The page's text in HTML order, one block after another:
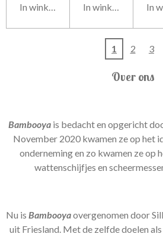
In winkelwagen In winkelwagen In
1 2 3
Over ons
Bambooyais bedacht en opgericht
November 2020 kwamen ze op het
onderneming en zo kwamen ze op
wattenschijfjes en
Nu is Bambooyaovergenomen door
uit Friesland. Met de zelfde doelen